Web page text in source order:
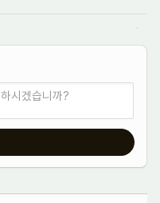
시겠습니까?